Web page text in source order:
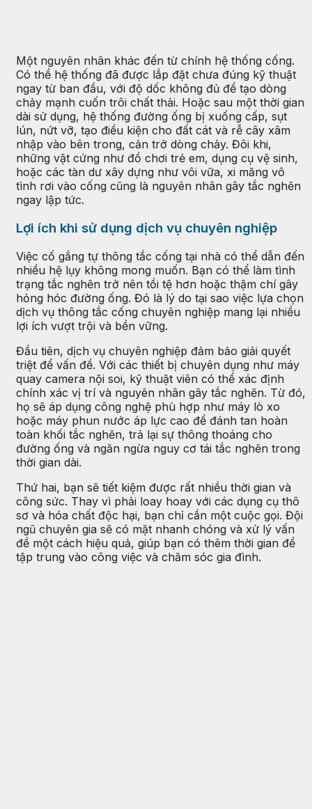
Một nguyên nhân khác đến từ chính hệ thống cống.
Có thể hệ thống đã được lắp đặt chưa đúng kỹ thuật
ngay từ ban đầu, với độ dốc không đủ để tạo dòng
chảy mạnh cuốn trôi chất thải. Hoặc sau một thời gian
dài sử dụng, hệ thống đường ống bị xuống cấp, sụt
lún, nứt vỡ, tạo điều kiện cho đất cát và rễ cây xâm
nhập vào bên trong, cản trở dòng chảy. Đôi khi,
những vật cứng như đồ chơi trẻ em, dụng cụ vệ sinh,
hoặc các tàn dư xây dựng như vôi vữa, xi măng vô
tình rơi vào cống cũng là nguyên nhân gây tắc nghẽn
ngay lập tức.
Lợi ích khi sử dụng dịch vụ chuyên nghiệp
Việc cố gắng tự thông tắc cống tại nhà có thể dẫn đến
nhiều hệ lụy không mong muốn. Bạn có thể làm tình
trạng tắc nghẽn trở nên tồi tệ hơn hoặc thậm chí gây
hỏng hóc đường ống. Đó là lý do tại sao việc lựa chọn
dịch vụ thông tắc cống chuyên nghiệp mang lại nhiều
lợi ích vượt trội và bền vững.
Đầu tiên, dịch vụ chuyên nghiệp đảm bảo giải quyết
triệt để vấn đề. Với các thiết bị chuyên dụng như máy
quay camera nội soi, kỹ thuật viên có thể xác định
chính xác vị trí và nguyên nhân gây tắc nghẽn. Từ đó,
họ sẽ áp dụng công nghệ phù hợp như máy lò xo
hoặc máy phun nước áp lực cao để đánh tan hoàn
toàn khối tắc nghẽn, trả lại sự thông thoáng cho
đường ống và ngăn ngừa nguy cơ tái tắc nghẽn trong
thời gian dài.
Thứ hai, bạn sẽ tiết kiệm được rất nhiều thời gian và
công sức. Thay vì phải loay hoay với các dụng cụ thô
sơ và hóa chất độc hại, bạn chỉ cần một cuộc gọi. Đội
ngũ chuyên gia sẽ có mặt nhanh chóng và xử lý vấn
đề một cách hiệu quả, giúp bạn có thêm thời gian để
tập trung vào công việc và chăm sóc gia đình.